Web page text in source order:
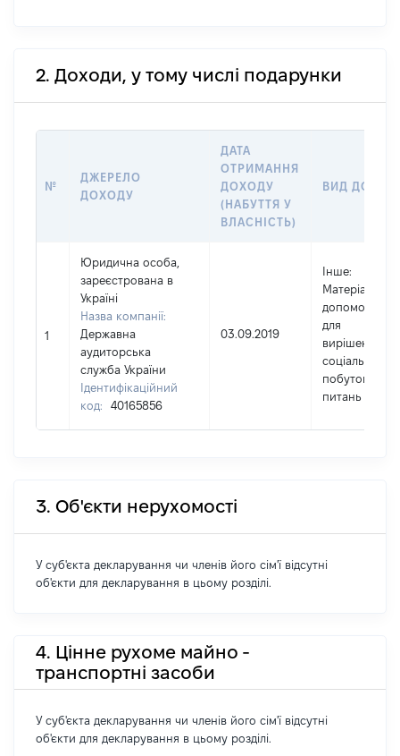
2. Доходи, у тому числі подарунки
№
ДЖЕРЕЛО
ДОХОДУ
ДАТА
ОТРИМАННЯ
ДОХОДУ
(НАБУТТЯ У
ВЛАСНІСТЬ)
ВИД
1
Юридична особа,
зареєстрована в
Україні
Назва компанії:
Державна
аудиторська
служба України
Ідентифікаційний
код:
40165856
03.09.2019
Інше:
Матеріальна
допомога
для
вирішення
соціально-
побутових
питань
3. Об'єкти нерухомості
У суб'єкта декларування чи членів його сім'ї відсутні
об'єкти для декларування в цьому розділі.
4. Цінне рухоме майно -
транспортні засоби
У суб'єкта декларування чи членів його сім'ї відсутні
об'єкти для декларування в цьому розділі.